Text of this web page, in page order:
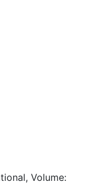
Volume: